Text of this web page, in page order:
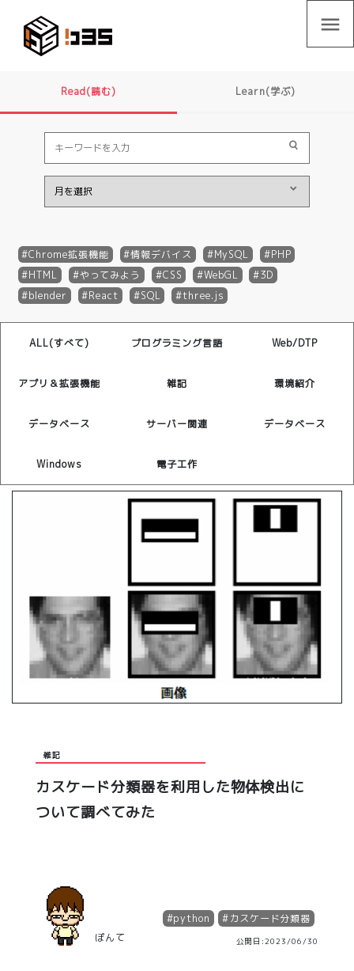
menu
Read(読む) Learn(学ぶ)
Chrome拡張機能 情報デバイス MySQL
PHP
HTML
やってみよう CSS WebGL
3D
blender
React SQL three.js
ALL(すべて) プログラミング言語 Web/DTP
アプリ＆拡張機能 雑記 環境紹介
データベース サーバー関連 データベース
Windows 電子工作
雑記
カスケード分類器を利用した物体検出に
ついて調べてみた
ぽんて
#python #カスケード分類器
公開日:2023/06/30